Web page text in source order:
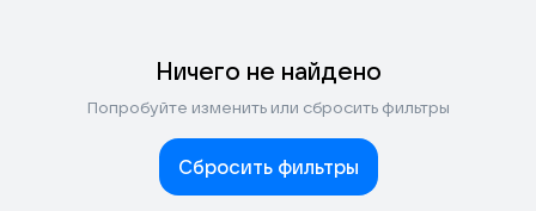
Ничего не найдено
Попробуйте изменить или сбросить фильтры
Сбросить фильтры